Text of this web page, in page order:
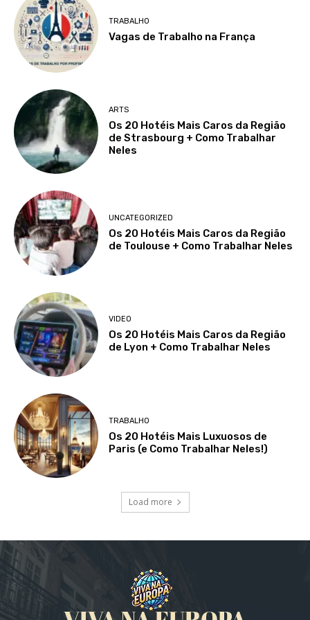
TRABALHO
Vagas de Trabalho na França
ARTS
Os 20 Hotéis Mais Caros da Região
de Strasbourg + Como Trabalhar
Neles
UNCATEGORIZED
Os 20 Hotéis Mais Caros da Região
de Toulouse + Como Trabalhar Neles
VIDEO
Os 20 Hotéis Mais Caros da Região
de Lyon + Como Trabalhar Neles
TRABALHO
Os 20 Hotéis Mais Luxuosos de
Paris (e Como Trabalhar Neles!)
Load more